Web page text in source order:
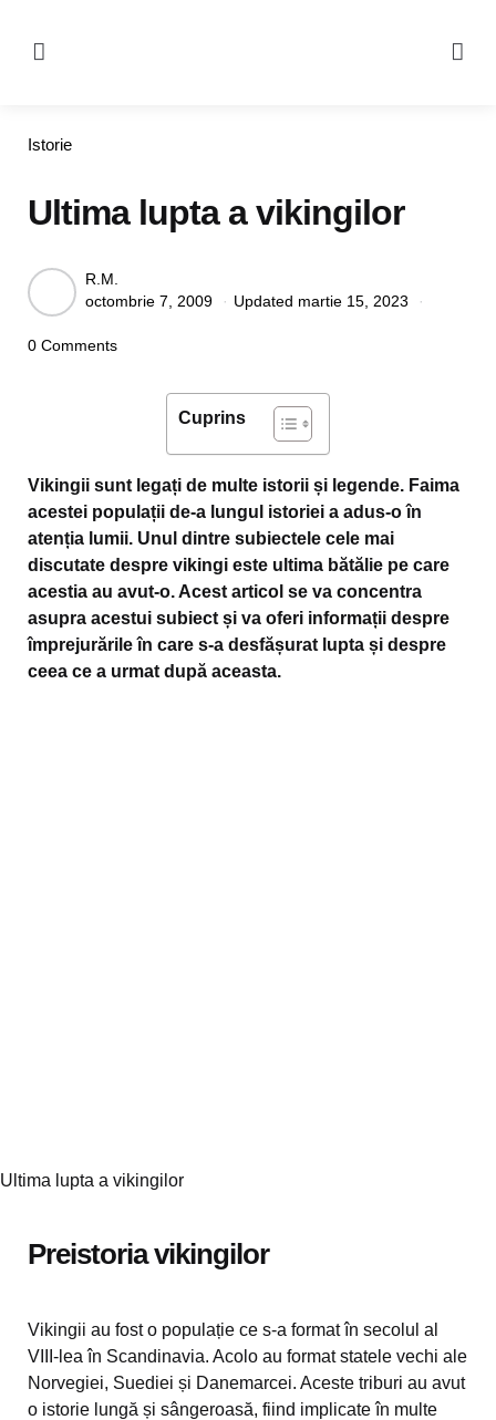
Categories
Istorie
Ultima lupta a vikingilor
Posted
by
R.M.
octombrie 7, 2009
Updated martie 15, 2023
0 Comments
Cuprins
Vikingii sunt legați de multe istorii și legende. Faima
acestei populații de-a lungul istoriei a adus-o în
atenția lumii. Unul dintre subiectele cele mai
discutate despre vikingi este ultima bătălie pe care
acestia au avut-o. Acest articol se va concentra
asupra acestui subiect și va oferi informații despre
împrejurările în care s-a desfășurat lupta și despre
ceea ce a urmat după aceasta.
Ultima lupta a vikingilor
Preistoria vikingilor
Vikingii au fost o populație ce s-a format în secolul al
VIII-lea în Scandinavia. Acolo au format statele vechi ale
Norvegiei, Suediei și Danemarcei. Aceste triburi au avut
o istorie lungă și sângeroasă, fiind implicate în multe